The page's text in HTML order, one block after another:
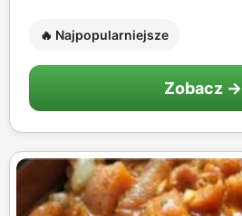
🔥 Najpopularniejsze
Zobacz →